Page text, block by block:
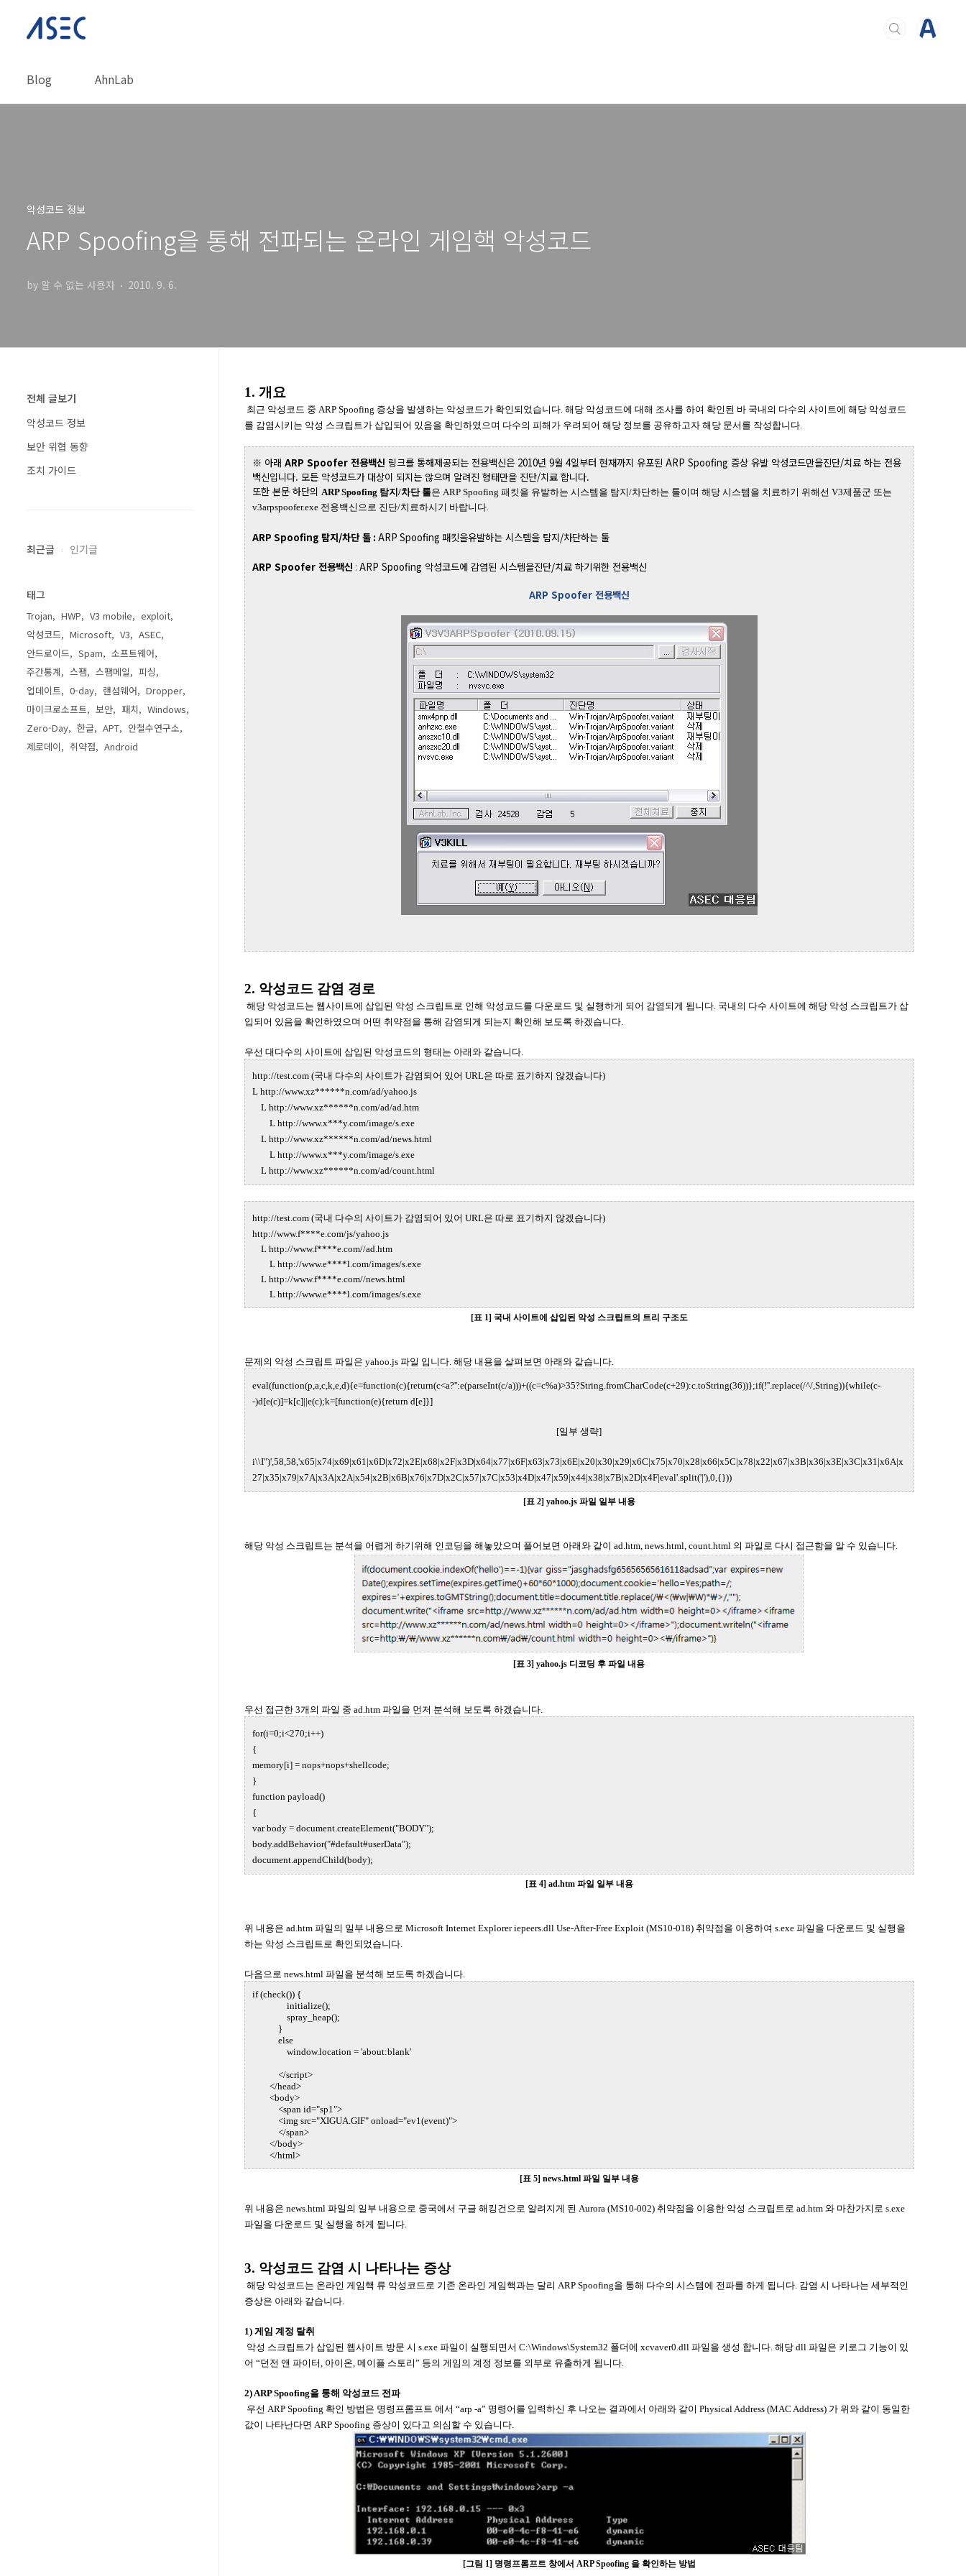
Blog AhnLab
악성코드 정보
ARP Spoofing을 통해 전파되는 온라인 게임핵 악성코드
by 알 수 없는 사용자 2010. 9. 6.
1. 개요
최근 악성코드 중 ARP Spoofing 증상을 발생하는 악성코드가 확인되었습니다. 해당 악성코드에 대해 조사를 하여 확인된 바 국내의 다수의 사이트에 해당 악성코드
를 감염시키는 악성 스크립트가 삽입되어 있음을 확인하였으며 다수의 피해가 우려되어 해당 정보를 공유하고자 해당 문서를 작성합니다.
※ 아래 ARP Spoofer 전용백신 링크를 통해제공되는 전용백신은 2010년 9월 4일부터 현재까지 유포된 ARP Spoofing 증상 유발 악성코드만을진단/치료 하는 전용
백신입니다. 모든 악성코드가 대상이 되지는 않으며 알려진 형태만을 진단/치료 합니다.
또한 본문 하단의 ARP Spoofing 탐지/차단 툴은 ARP Spoofing 패킷을 유발하는 시스템을 탐지/차단하는 툴이며 해당 시스템을 치료하기 위해선 V3제품군 또는
v3arpspoofer.exe 전용백신으로 진단/치료하시기 바랍니다.
ARP Spoofing 탐지/차단 툴: ARP Spoofing 패킷을유발하는 시스템을 탐지/차단하는 툴
ARP Spoofer 전용백신 : ARP Spoofing 악성코드에 감염된 시스템을진단/치료 하기위한 전용백신
ARP Spoofer 전용백신
2. 악성코드 감염 경로
해당 악성코드는 웹사이트에 삽입된 악성 스크립트로 인해 악성코드를 다운로드 및 실행하게 되어 감염되게 됩니다. 국내의 다수 사이트에 해당 악성 스크립트가 삽
입되어 있음을 확인하였으며 어떤 취약점을 통해 감염되게 되는지 확인해 보도록 하겠습니다.
우선 대다수의 사이트에 삽입된 악성코드의 형태는 아래와 같습니다.
http://test.com (국내 다수의 사이트가 감염되어 있어 URL은 따로 표기하지 않겠습니다)
L http://www.xz******n.com/ad/yahoo.js
L http://www.xz******n.com/ad/ad.htm
L http://www.x***y.com/image/s.exe
L http://www.xz******n.com/ad/news.html
L http://www.x***y.com/image/s.exe
L http://www.xz******n.com/ad/count.html
http://test.com (국내 다수의 사이트가 감염되어 있어 URL은 따로 표기하지 않겠습니다)
http://www.f****e.com/js/yahoo.js
L http://www.f****e.com//ad.htm
L http://www.e****l.com/images/s.exe
L http://www.f****e.com//news.html
L http://www.e****l.com/images/s.exe
[표 1] 국내 사이트에 삽입된 악성 스크립트의 트리 구조도
문제의 악성 스크립트 파일은 yahoo.js 파일 입니다. 해당 내용을 살펴보면 아래와 같습니다.
eval(function(p,a,c,k,e,d){e=function(c){return(c<a?'':e(parseInt(c/a)))+((c=c%a)>35?String.fromCharCode(c+29):c.toString(36))};if(!''.replace(/^/,String)){while(c-
-)d[e(c)]=k[c]||e(c);k=[function(e){return d[e]}]
[일부 생략]
i\\I")',58,58,'x65|x74|x69|x61|x6D|x72|x2E|x68|x2F|x3D|x64|x77|x6F|x63|x73|x6E|x20|x30|x29|x6C|x75|x70|x28|x66|x5C|x78|x22|x67|x3B|x36|x3E|x3C|x31|x6A|x
27|x35|x79|x7A|x3A|x2A|x54|x2B|x6B|x76|x7D|x2C|x57|x7C|x53|x4D|x47|x59|x44|x38|x7B|x2D|x4F|eval'.split('|'),0,{}))
[표 2] yahoo.js 파일 일부 내용
해당 악성 스크립트는 분석을 어렵게 하기위해 인코딩을 해놓았으며 풀어보면 아래와 같이 ad.htm, news.html, count.html 의 파일로 다시 접근함을 알 수 있습니다.
[표 3] yahoo.js 디코딩 후 파일 내용
우선 접근한 3개의 파일 중 ad.htm 파일을 먼저 분석해 보도록 하겠습니다.
for(i=0;i<270;i++)
{
memory[i] = nops+nops+shellcode;
}
function payload()
{
var body = document.createElement("BODY");
body.addBehavior("#default#userData");
document.appendChild(body);
[표 4] ad.htm 파일 일부 내용
위 내용은 ad.htm 파일의 일부 내용으로 Microsoft Internet Explorer iepeers.dll Use-After-Free Exploit (MS10-018) 취약점을 이용하여 s.exe 파일을 다운로드 및 실행을
하는 악성 스크립트로 확인되었습니다.
다음으로 news.html 파일을 분석해 보도록 하겠습니다.
if (check()) {
initialize();
spray_heap();
}
else
window.location = 'about:blank'
</script>
</head>
<body>
<span id="sp1">
<img src="XIGUA.GIF" onload="ev1(event)">
</span>
</body>
</html>
[표 5] news.html 파일 일부 내용
위 내용은 news.html 파일의 일부 내용으로 중국에서 구글 해킹건으로 알려지게 된 Aurora (MS10-002) 취약점을 이용한 악성 스크립트로 ad.htm 와 마찬가지로 s.exe
파일을 다운로드 및 실행을 하게 됩니다.
3. 악성코드 감염 시 나타나는 증상
해당 악성코드는 온라인 게임핵 류 악성코드로 기존 온라인 게임핵과는 달리 ARP Spoofing을 통해 다수의 시스템에 전파를 하게 됩니다. 감염 시 나타나는 세부적인
증상은 아래와 같습니다.
1) 게임 계정 탈취
악성 스크립트가 삽입된 웹사이트 방문 시 s.exe 파일이 실행되면서 C:\Windows\System32 폴더에 xcvaver0.dll 파일을 생성 합니다. 해당 dll 파일은 키로그 기능이 있
어 “던전 앤 파이터, 아이온, 메이플 스토리” 등의 게임의 계정 정보를 외부로 유출하게 됩니다.
2) ARP Spoofing을 통해 악성코드 전파
우선 ARP Spoofing 확인 방법은 명령프롬프트 에서 “arp -a” 명령어를 입력하신 후 나오는 결과에서 아래와 같이 Physical Address (MAC Address) 가 위와 같이 동일한
값이 나타난다면 ARP Spoofing 증상이 있다고 의심할 수 있습니다.
[그림 1] 명령프롬프트 창에서 ARP Spoofing 을 확인하는 방법
전체 글보기
악성코드 정보
보안 위협 동향
조치 가이드
최근글 인기글
태그
Trojan HWP V3 mobile
exploit
악성코드
Microsoft V3
ASEC
안드로이드
Spam
소프트웨어
주간통계
스팸 스팸메일
피싱
업데이트
0-day 랜섬웨어
Dropper
마이크로소프트
보안 패치
Windows
Zero-Day
한글 APT
안철수연구소
제로데이
취약점 Android